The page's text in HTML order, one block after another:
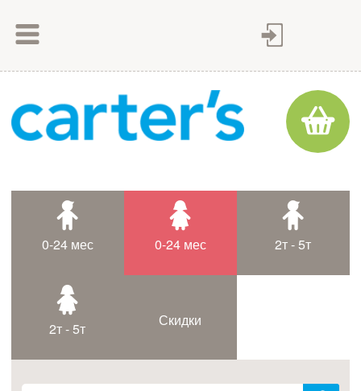
Как оплатить
Доставка товара
Контакты
0-24 мес 0-24 мес 2т - 5т
2т - 5т Скидки